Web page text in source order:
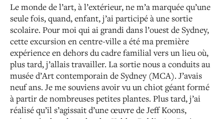
Le monde de l’art, à l’extérieur, ne m’a marquée qu’une
seule fois, quand, enfant, j’ai participé à une sortie
scolaire. Pour moi qui ai grandi dans l’ouest de Sydney,
cette excursion en centre-ville a été ma première
expérienceen dehors du cadre familial vers un lieu où,
plus tard, j’allais travailler. La sortie nous a conduits au
musée d’Artcontemporain de Sydney (MCA). J’avais
neuf ans. Jeme souviens avoir vu un chiot géant formé
à partir de nombreuses petites plantes. Plus tard, j’ai
réalisé qu’il s’agissait d’une œuvre de Jeff Koons,